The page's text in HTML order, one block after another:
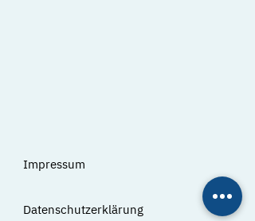
Impressum
Datenschutzerklärung